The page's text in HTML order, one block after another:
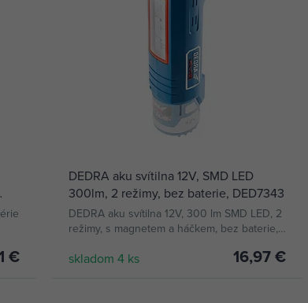
€
DEDRA aku svítilna 12V, SMD LED
300lm, 2 režimy, bez baterie, DED7343
DEDRA aku svítilna 12V, 300 lm SMD LED, 2
režimy, s magnetem a háčkem, bez baterie,
skladom 4 ks 16,97 €